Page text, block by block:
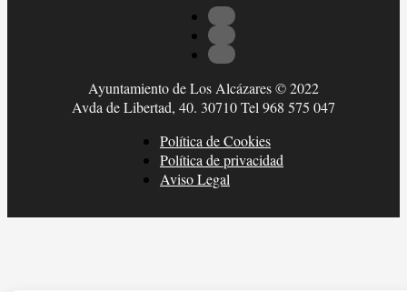
Ayuntamiento de Los Alcázares © 2022
Avda de Libertad, 40. 30710 Tel 968 575 047
Política de Cookies
Política de privacidad
Aviso Legal